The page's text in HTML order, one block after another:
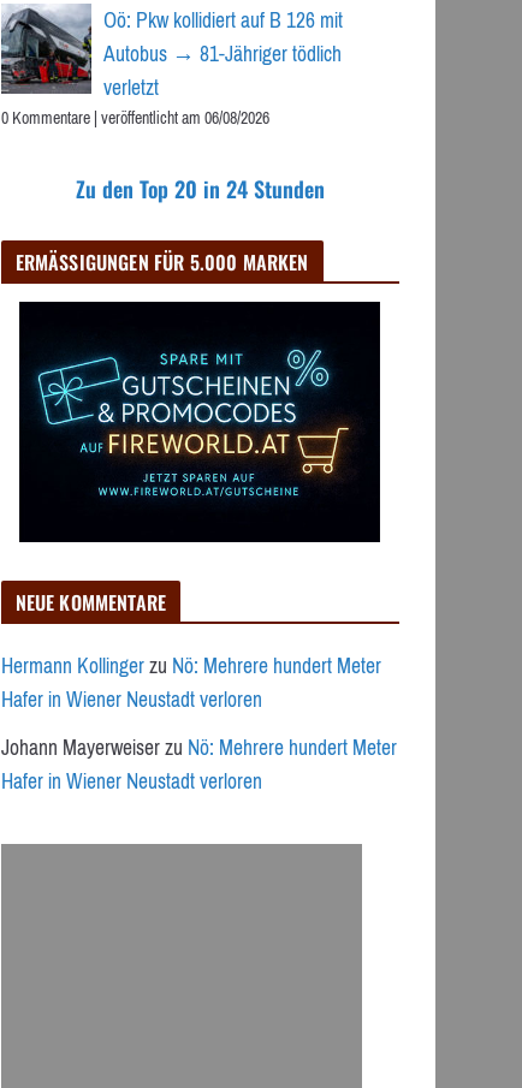
Oö: Pkw kollidiert auf B 126 mit
Autobus → 81-Jähriger tödlich
verletzt
0 Kommentare|veröffentlicht am 06/08/2026
Zu den Top 20 in 24 Stunden
ERMÄSSIGUNGEN FÜR 5.000 MARKEN
NEUE KOMMENTARE
Hermann KollingerzuNö: Mehrere hundert Meter
Hafer in Wiener Neustadt verloren
Johann MayerweiserzuNö: Mehrere hundert Meter
Hafer in Wiener Neustadt verloren